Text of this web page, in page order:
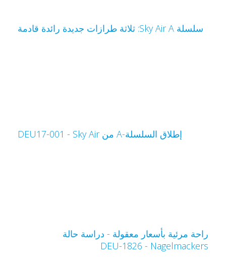
سلسلة Sky Air A: ثلاثة طرازات جديدة رائدة قادمة
إطلاق السلسلة-A من Sky Air‏ - DEU17-001
مرئية بأسعار معقولة - دراسة حالة
Nagelmackers‏ - DEU-